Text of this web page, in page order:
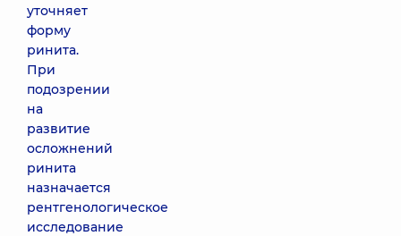
уточняет
форму
ринита.
При
подозрении
на
развитие
осложнений
ринита
назначается
рентгенологическое
исследование